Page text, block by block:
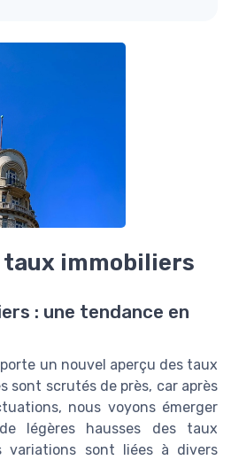
taux immobiliers
: une tendance en
un nouvel aperçu des taux
sont scrutés de près, car après
nous voyons émerger
légères hausses des taux
variations sont liées à divers